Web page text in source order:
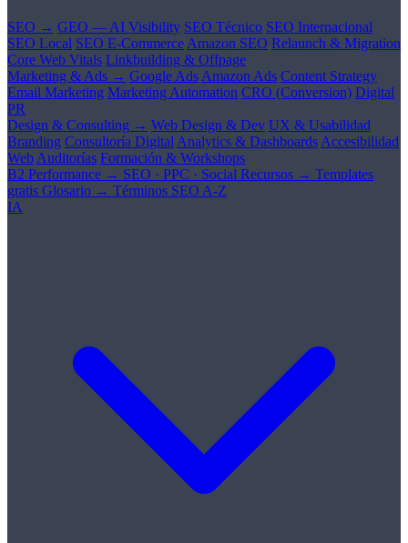
SEO → GEO — AI Visibility SEO Técnico SEO Internacional
SEO Local SEO E-Commerce Amazon SEO Relaunch & Migration
Core Web Vitals Linkbuilding & Offpage
Marketing & Ads → Google Ads Amazon Ads Content Strategy
Email Marketing Marketing Automation CRO (Conversion) Digital
PR
Design & Consulting → Web Design & Dev UX & Usabilidad
Branding Consultoría Digital Analytics & Dashboards Accesibilidad
Web Auditorías Formación & Workshops
B2 Performance → SEO · PPC · Social Recursos → Templates
gratis Glosario → Términos SEO A-Z
IA